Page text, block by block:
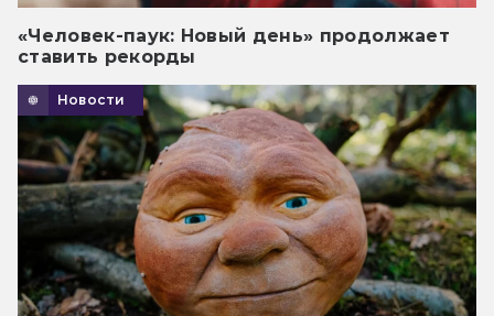
«Человек-паук: Новый день» продолжает
ставить рекорды
Новости